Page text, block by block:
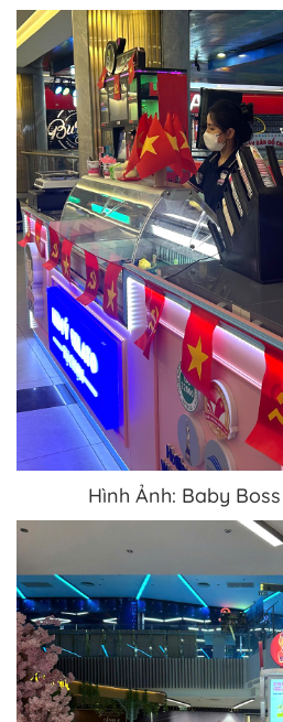
Hình Ảnh: Baby